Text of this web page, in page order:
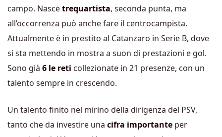
campo. Nascetrequartista, seconda punta, ma
all’occorrenza può anche fare il centrocampista.
Attualmente è in prestito al Catanzaro in Serie B, dove
si sta mettendo in mostra a suon di prestazioni e gol.
Sono già 6 le reti collezionate in 21 presenze, con un
talento sempre in crescendo.
Un talento finito nel mirino della dirigenza del PSV,
tanto che da investire una cifra importante per